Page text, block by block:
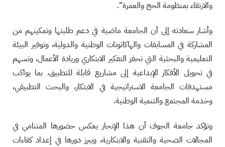
والارتقاء بمنظومة الحج والعمرة”.
وأشار سعادته إلى أن الجامعة ماضية في دعم طلبتها وتمكينهم من
المشاركة في المسابقات والهاكاثونات الوطنية والدولية، وتوفير البيئة
التعليمية والبحثية التي تحفز التفكير الابتكاري وريادة الأعمال، وتسهم
في تحويل الأفكار الإبداعية إلى مشاريع قابلة للتطبيق، بما يواكب
مستهدفات الجامعة الاستراتيجية في الابتكار، والبحث التطبيقي،
وخدمة المجتمع والتنمية الوطنية.
وتؤكد جامعة الجوف أن هذا الإنجاز يعكس حضورها المتنامي في
المجالات الصحية والتقنية والابتكارية، ويبرز دورها في إعداد كفاءات